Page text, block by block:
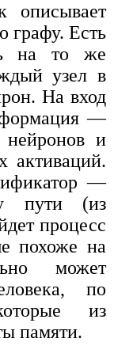
описывает
графу. Есть
на то же
узел в
На вход
—
нейронов и
активаций.
—
пути (из
процесс
похоже на
может
по
из
памяти.